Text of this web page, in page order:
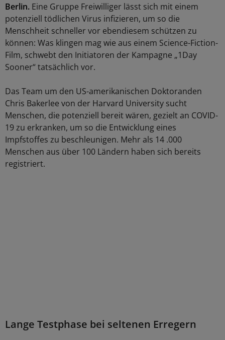
Berlin. Eine Gruppe Freiwilliger lässt sich mit einem
potenziell tödlichen Virus infizieren, um so die
Menschheit schneller vor ebendiesem schützen zu
können: Was klingen mag wie aus einem Science-Fiction-
Film, schwebt den Initiatoren der Kampagne „1Day
Sooner“ tatsächlich vor.
Das Team um den US-amerikanischen Doktoranden
Chris Bakerlee von der Harvard University sucht
Menschen, die potenziell bereit wären, gezielt an COVID-
19 zu erkranken, um so die Entwicklung eines
Impfstoffes zu beschleunigen. Mehr als 14 .000
Menschen aus über 100 Ländern haben sich bereits
registriert.
Lange Testphase bei seltenen Erregern